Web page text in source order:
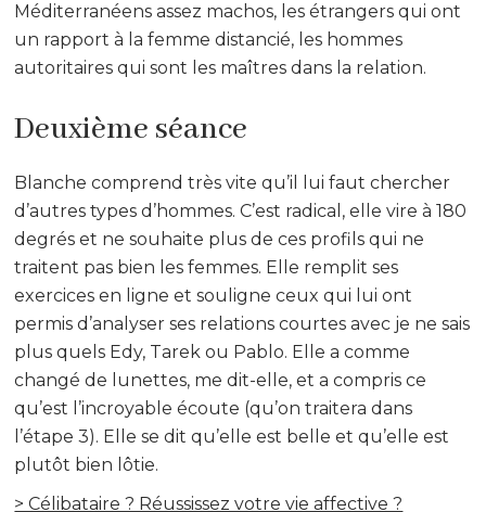
Méditerranéens assez machos, les étrangers qui ont
un rapport à la femme distancié, les hommes
autoritaires qui sont les maîtres dans la relation.
Deuxième séance
Blanche comprend très vite qu’il lui faut chercher
d’autres types d’hommes. C’est radical, elle vire à 180
degrés et ne souhaite plus de ces profils qui ne
traitent pas bien les femmes. Elle remplit ses
exercices en ligne et souligne ceux qui lui ont
permis d’analyser ses relations courtes avec je ne sais
plus quels Edy, Tarek ou Pablo. Elle a comme
changé de lunettes, me dit-elle, et a compris ce
qu’est l’incroyable écoute (qu’on traitera dans
l’étape 3). Elle se dit qu’elle est belle et qu’elle est
plutôt bien lôtie.
> Célibataire ? Réussissez votre vie affective ?